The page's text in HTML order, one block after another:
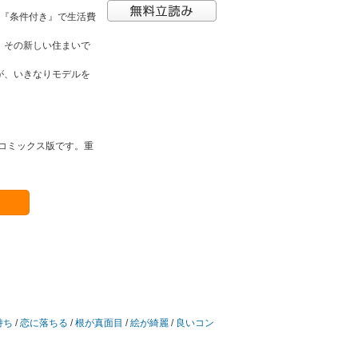
条件付き』で生活費
その新しい住まいで
、いきなりモデルを
ミックス版です。重
ち /恋に落ちる /根が真面目 /絵が綺麗 / 良いコン